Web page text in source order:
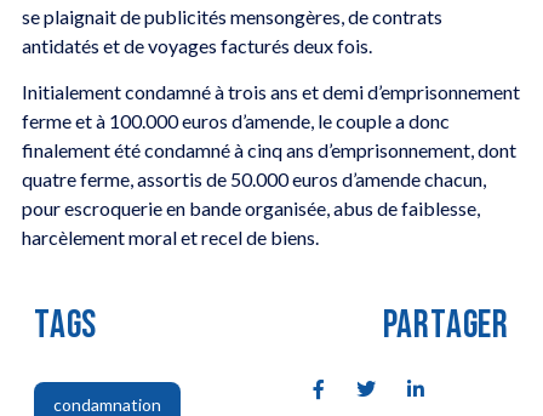
se plaignait de publicités mensongères, de contrats
antidatés et de voyages facturés deux fois.
Initialement condamné à trois ans et demi d’emprisonnement
ferme et à 100.000 euros d’amende, le couple a donc
finalement été condamné à cinq ans d’emprisonnement, dont
quatre ferme, assortis de 50.000 euros d’amende chacun,
pour escroquerie en bande organisée, abus de faiblesse,
harcèlement moral et recel de biens.
TAGS
condamnation
PARTAGER